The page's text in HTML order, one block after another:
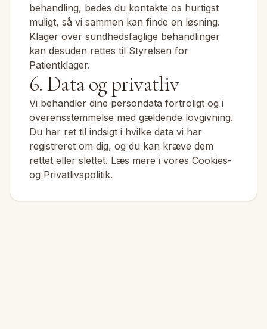
behandling, bedes du kontakte os hurtigst
muligt, så vi sammen kan finde en løsning.
Klager over sundhedsfaglige behandlinger
kan desuden rettes til Styrelsen for
Patientklager.
6. Data og privatliv
Vi behandler dine persondata fortroligt og i
overensstemmelse med gældende lovgivning.
Du har ret til indsigt i hvilke data vi har
registreret om dig, og du kan kræve dem
rettet eller slettet. Læs mere i vores Cookies-
og Privatlivspolitik.